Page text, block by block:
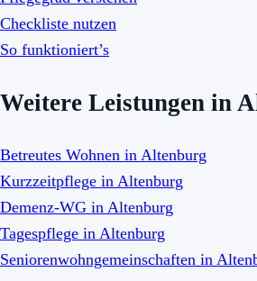
Checkliste nutzen
So funktioniert’s
Weitere Leistungen in
Betreutes Wohnen in Altenburg
Kurzzeitpflege in Altenburg
Demenz-WG in Altenburg
Tagespflege in Altenburg
Seniorenwohngemeinschaften in